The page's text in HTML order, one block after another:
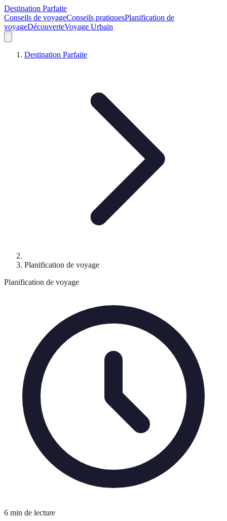
Destination Parfaite
Conseils de voyageConseils pratiquesPlanification de
voyageDécouverteVoyage Urbain
Destination Parfaite
Planification de voyage
Planification de voyage
6 min de lecture